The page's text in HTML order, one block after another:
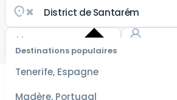
Destinations populaires
Tenerife, Espagne
Madère, Portugal
Choisir
les
pour les